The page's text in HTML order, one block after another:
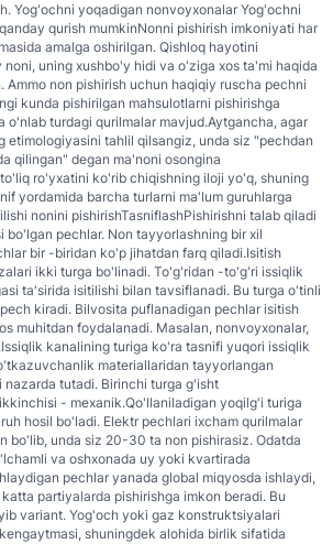
Yog'ochni yoqadigan nonvoyxonalar Yog'ochni
qurish mumkinNonni pishirish imkoniyati har
amalga oshirilgan. Qishloq hayotini
uning xushbo'y hidi va o'ziga xos ta'mi haqida
Ammo non pishirish uchun haqiqiy ruscha pechni
kunda pishirilgan mahsulotlarni pishirishga
o'nlab turdagi qurilmalar mavjud.Aytgancha, agar
etimologiyasini tahlil qilsangiz, unda siz "pechdan
qilingan" degan ma'noni osongina
ro'yxatini ko'rib chiqishning iloji yo'q, shuning
yordamida barcha turlarni ma'lum guruhlarga
nonini pishirishTasniflashPishirishni talab qiladi
bo'lgan pechlar. Non tayyorlashning bir xil
bir -biridan ko'p jihatdan farq qiladi.Isitish
ikki turga bo'linadi. To'g'ridan -to'g'ri issiqlik
ta'sirida isitilishi bilan tavsiflanadi. Bu turga o'tinli
kiradi. Bilvosita puflanadigan pechlar isitish
muhitdan foydalanadi. Masalan, nonvoyxonalar,
kanalining turiga ko'ra tasnifi yuqori issiqlik
materiallaridan tayyorlangan
tutadi. Birinchi turga g'isht
- mexanik.Qo'llaniladigan yoqilg'i turiga
hosil bo'ladi. Elektr pechlari ixcham qurilmalar
bo'lib, unda siz 20-30 ta non pishirasiz. Odatda
va oshxonada uy yoki kvartirada
pechlar yanada global miqyosda ishlaydi,
partiyalarda pishirishga imkon beradi. Bu
variant. Yog'och yoki gaz konstruktsiyalari
shuningdek alohida birlik sifatida